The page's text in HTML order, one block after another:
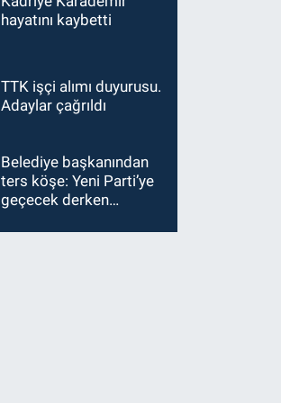
hayatını kaybetti
TTK işçi alımı duyurusu.
Adaylar çağrıldı
Belediye başkanından
ters köşe: Yeni Parti’ye
geçecek derken…